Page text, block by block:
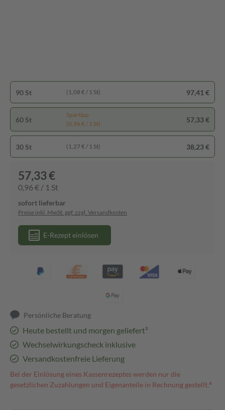
90 St (1,08 € / 1 St) 97,41 €
60 St
Spartipp
(0,96 € / 1 St)
57,33 €
30 St (1,27 € / 1 St) 38,23 €
57,33 €
0,96 € / 1 St
sofort lieferbar
Preise inkl. MwSt. ggf. zzgl. Versandkosten
E-Rezept einlösen
Persönliche Beratung
Heute bestellt und morgen geliefert³
Wechselwirkungscheck inklusive
Versandkostenfreie Lieferung
Bei der Einlösung eines Kassenrezeptes werden nur die
gesetzlichen Zuzahlungen und Eigenanteile in Rechnung gestellt.⁴